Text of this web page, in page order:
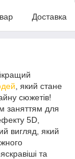
Доставка
, який стане
сюжетів!
заняттям для
5D,
вигляд, який
та